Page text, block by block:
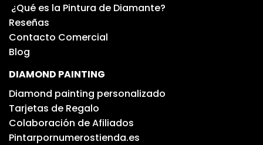
¿Qué es la Pintura de Diamante?
Reseñas
Contacto Comercial
Blog
DIAMOND PAINTING
Diamond painting personalizado
Tarjetas de Regalo
Colaboración de Afiliados
Pintarpornumerostienda.es